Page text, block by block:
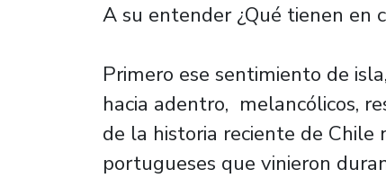
A su entender ¿Qué tienen en
Primero ese sentimiento de
hacia adentro, melancólicos,
de la historia reciente de Chile
portugueses que vinieron